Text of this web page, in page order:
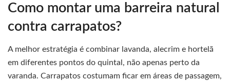
Como montar uma barreira natural
contra carrapatos?
A melhor estratégia é combinar lavanda, alecrim e hortelã
em diferentes pontos do quintal, não apenas perto da
varanda. Carrapatos costumam ficar em áreas de passagem,